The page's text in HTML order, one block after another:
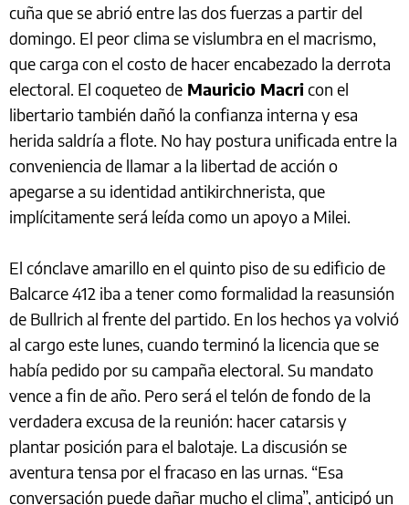
cuña que se abrió entre las dos fuerzas a partir del
domingo. El peor clima se vislumbra en el macrismo,
que carga con el costo de hacer encabezado la derrota
electoral. El coqueteo de Mauricio Macricon el
libertario también dañó la confianza interna y esa
herida saldría a flote. No hay postura unificada entre la
conveniencia de llamar a la libertad de acción o
apegarse a su identidad antikirchnerista, que
implícitamente será leída como un apoyo a Milei.
El cónclave amarillo en el quinto piso de su edificio de
Balcarce 412 iba a tener como formalidad la reasunsión
de Bullrich al frente del partido. En los hechos ya volvió
al cargo este lunes, cuando terminó la licencia que se
había pedido por su campaña electoral. Su mandato
vence a fin de año. Pero será el telón de fondo de la
verdadera excusa de la reunión: hacer catarsis y
plantar posición para el balotaje. La discusión se
aventura tensa por el fracaso en las urnas. “Esa
conversación puede dañar mucho el clima”, anticipó un